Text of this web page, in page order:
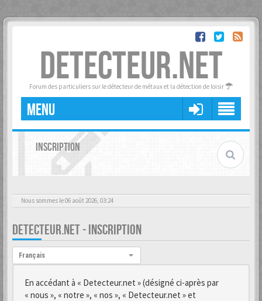
DETECTEUR.NET
Forum des particuliers sur le détecteur de métaux et la détection de loisir
MENU
INSCRIPTION
Nous sommes le 06 août 2026, 03:24
DETECTEUR.NET - INSCRIPTION
Langue :
Français
En accédant à « Detecteur.net » (désigné ci-après par
« nous », « notre », « nos », « Detecteur.net » et